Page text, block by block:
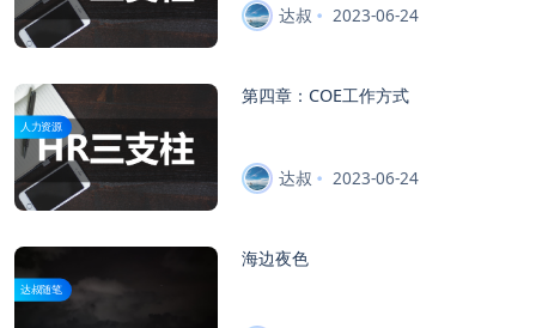
达叔 2023-06-24
人力资源
第四章：COE工作方式
达叔 2023-06-24
达叔随笔
海边夜色